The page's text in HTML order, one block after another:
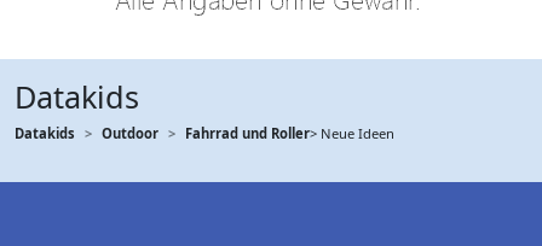
Datakids
Datakids Outdoor Fahrrad und Roller> Neue Ideen